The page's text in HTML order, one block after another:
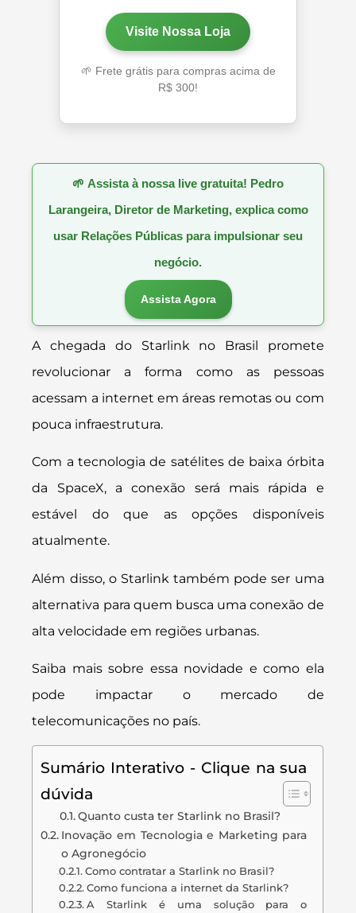
Visite Nossa Loja
🌱 Frete grátis para compras acima de
R$ 300!
🌱 Assista à nossa live gratuita! Pedro
Larangeira, Diretor de Marketing, explica como
usar Relações Públicas para impulsionar seu
negócio.
Assista Agora
A chegada do Starlink no Brasil promete
revolucionar a forma como as pessoas
acessam a internet em áreas remotas ou com
pouca infraestrutura.
Com a tecnologia de satélites de baixa órbita
da SpaceX, a conexão será mais rápida e
estável do que as opções disponíveis
atualmente.
Além disso, o Starlink também pode ser uma
alternativa para quem busca uma conexão de
alta velocidade em regiões urbanas.
Saiba mais sobre essa novidade e como ela
pode impactar o mercado de
telecomunicações no país.
Sumário Interativo - Clique na sua
dúvida
Quanto custa ter Starlink no Brasil?
Inovação em Tecnologia e Marketing para
o Agronegócio
Como contratar a Starlink no Brasil?
Como funciona a internet da Starlink?
A Starlink é uma solução para o